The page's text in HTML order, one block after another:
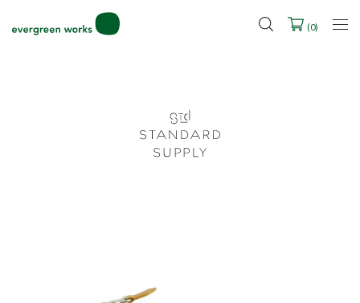
2027年ご入学用ランドセル受注会スケジュール
(0)